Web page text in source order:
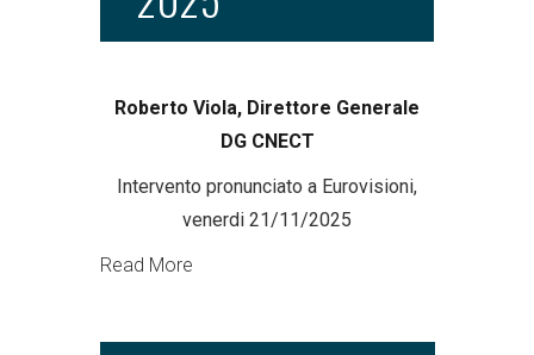
Roberto Viola, Direttore Generale
DG CNECT
Intervento pronunciato a Eurovisioni,
venerdi 21/11/2025
Read More